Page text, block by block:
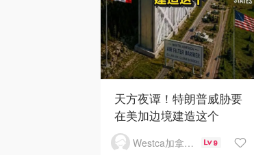
天方夜谭！特朗普威胁要
在美加边境建造这个
Westca加拿大生活 9